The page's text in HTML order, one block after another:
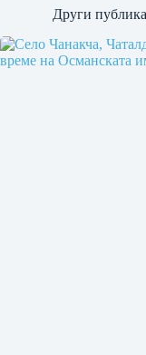
Други